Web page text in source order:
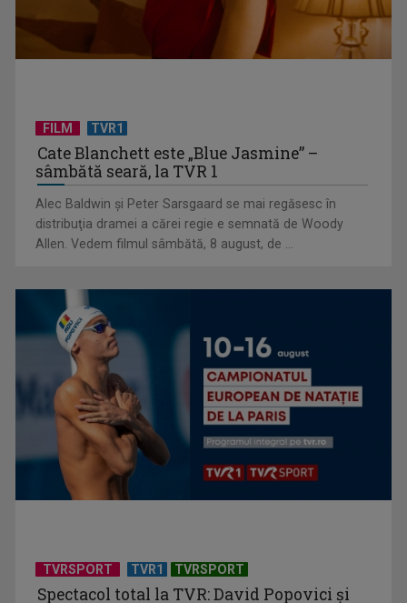
„E cool să fii cult!”, în curând la TVR 1 și TVR 2
Universitatea de Vară, la Băile Tușnad | VIDEO
FILM TVR1
Cate Blanchett este „Blue Jasmine” –
sâmbătă seară, la TVR 1
Alec Baldwin şi Peter Sarsgaard se mai regăsesc în
distribuţia dramei a cărei regie e semnată de Woody
Allen. Vedem filmul sâmbătă, 8 august, de ...
TVRSPORT TVR1 TVRSPORT
Spectacol total la TVR: David Popovici și